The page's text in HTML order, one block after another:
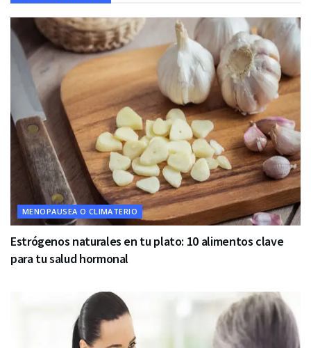
MENOPAUSEA O CLIMATERIO
Estrógenos naturales en tu plato: 10 alimentos clave
para tu salud hormonal